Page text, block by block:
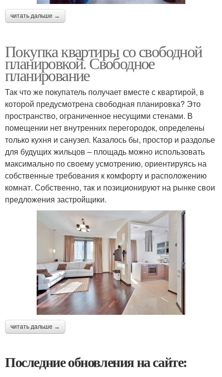
читать дальше →
Покупка квартиры со свободной
планировкой. Свободное
планирование
Так что же покупатель получает вместе с квартирой, в
которой предусмотрена свободная планировка? Это
пространство, ограниченное несущими стенами. В
помещении нет внутренних перегородок, определены
только кухня и санузел. Казалось бы, простор и раздолье
для будущих жильцов – площадь можно использовать
максимально по своему усмотрению, ориентируясь на
собственные требования к комфорту и расположению
комнат. Собственно, так и позиционируют на рынке свои
предложения застройщики.
читать дальше →
Последние обновления на сайте: